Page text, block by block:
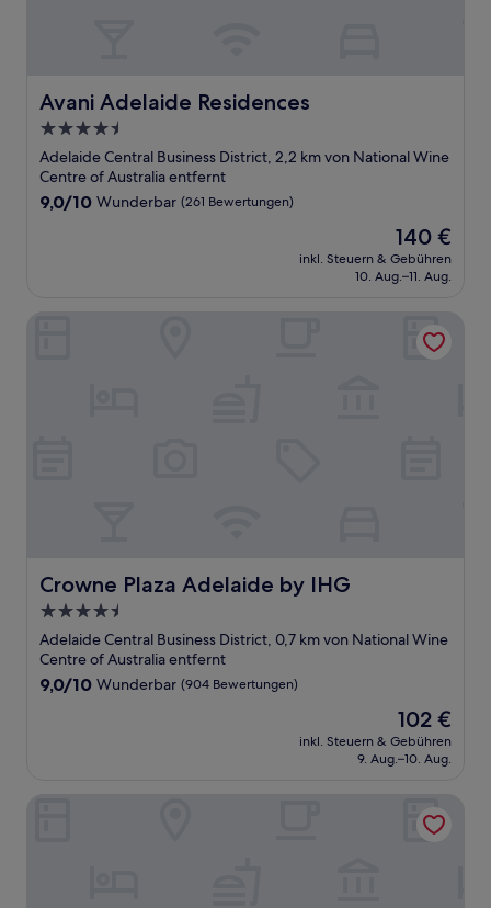
Avani Adelaide Residences
Avani Adelaide Residences
4.5-
Sterne-
Unterkunft
Adelaide Central Business District, 2,2 km von National Wine
Centre of Australia entfernt
9.0
9,0/10 Wunderbar (261 Bewertungen)
Der
Preis
beträgt
140 €
inkl. Steuern & Gebühren
10. Aug.–11. Aug.
Crowne Plaza Adelaide by IHG
Crowne Plaza Adelaide by IHG
4.5-
Sterne-
Unterkunft
Adelaide Central Business District, 0,7 km von National Wine
Centre of Australia entfernt
9.0
9,0/10 Wunderbar (904 Bewertungen)
Der
Preis
beträgt
102 €
inkl. Steuern & Gebühren
9. Aug.–10. Aug.